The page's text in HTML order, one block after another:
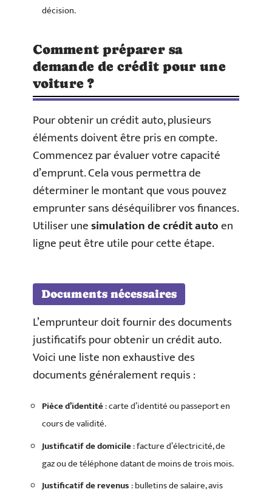
décision.
Comment préparer sa
demande de crédit pour une
voiture ?
Pour obtenir un crédit auto, plusieurs
éléments doivent être pris en compte.
Commencez par évaluer votre capacité
d’emprunt. Cela vous permettra de
déterminer le montant que vous pouvez
emprunter sans déséquilibrer vos finances.
Utiliser unesimulation de crédit autoen
ligne peut être utile pour cette étape.
Documents nécessaires
L’emprunteur doit fournir des documents
justificatifs pour obtenir un crédit auto.
Voici une liste non exhaustive des
documents généralement requis :
Pièce d’identité: carte d’identité ou passeport en
cours de validité.
Justificatif de domicile: facture d’électricité, de
gaz ou de téléphone datant de moins de trois mois.
Justificatif de revenus: bulletins de salaire, avis